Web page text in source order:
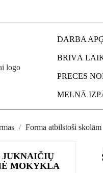
DARBA
BRĪVĀ
PRECES
MELNĀ
Forma atbilstoši skolām
JUKNAIČIŲ
MOKYKLA